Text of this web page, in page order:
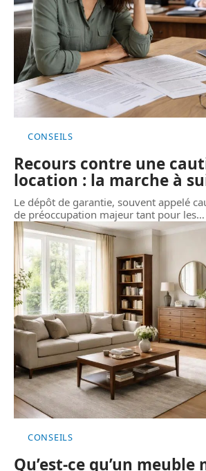
CONSEILS
Recours contre une
location : la marche à
Le dépôt de garantie, souvent appelé
de préoccupation majeur tant pour les…
CONSEILS
Qu’est-ce qu’un